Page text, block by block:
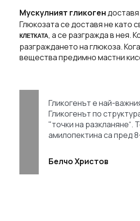
Мускулният гликоген
Глюкозата се доставя не като
КЛЕТКАТА, а се разгражда в нея.
разграждането на глюкоза.
вещества предимно мастни
Гликогенът е най-
Гликогенът по
"точки на разкланяне“.
амилопектина са пред
Белчо Христов